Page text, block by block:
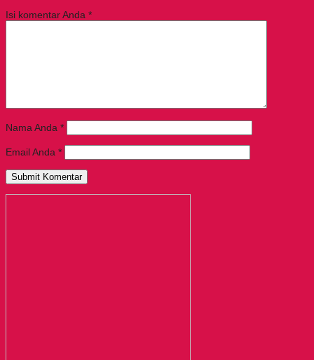
Isi komentar Anda *
Nama Anda *
Email Anda *